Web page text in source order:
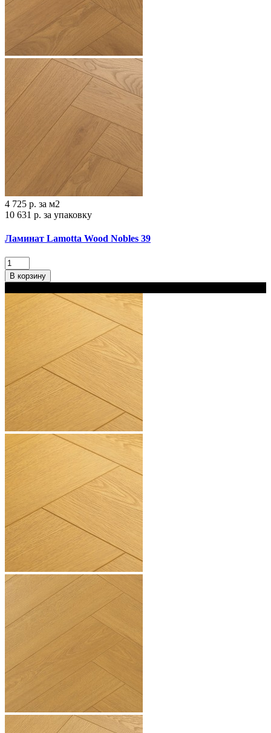
4 725 р. за м2
10 631 р. за упаковку
Ламинат Lamotta Wood Nobles 39
В корзину